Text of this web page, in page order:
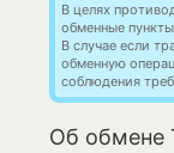
В целях
обменные
В случае если
обменную
соблюдения
Об обмене